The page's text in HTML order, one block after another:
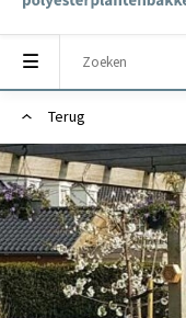
Terug